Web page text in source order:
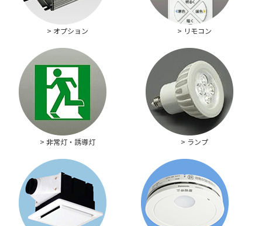
> オプション > リモコン
> 非常灯・誘導灯 > ランプ